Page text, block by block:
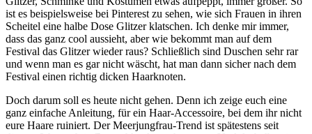
ist es beispielsweise bei Pinterest zu sehen, wie sich Frauen in ihren
Scheitel eine halbe Dose Glitzer klatschen. Ich denke mir immer,
dass das ganz cool aussieht, aber wie bekommt man auf dem
Festival das Glitzer wieder raus? Schließlich sind Duschen sehr rar
und wenn man es gar nicht wäscht, hat man dann sicher nach dem
Festival einen richtig dicken Haarknoten.
Doch darum soll es heute nicht gehen. Denn ich zeige euch eine
ganz einfache Anleitung, für ein Haar-Accessoire, bei dem ihr nicht
eure Haare ruiniert. Der Meerjungfrau-Trend ist spätestens seit